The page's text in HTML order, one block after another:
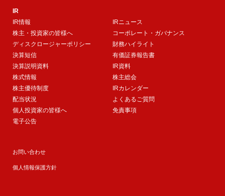
IR
IR情報
IRニュース
株主・投資家の皆様へ
コーポレート・ガバナンス
ディスクロージャーポリシー
財務ハイライト
決算短信
有価証券報告書
決算説明資料
IR資料
株式情報
株主総会
株主優待制度
IRカレンダー
配当状況
よくあるご質問
個人投資家の皆様へ
免責事項
電子公告
お問い合わせ
個人情報保護方針